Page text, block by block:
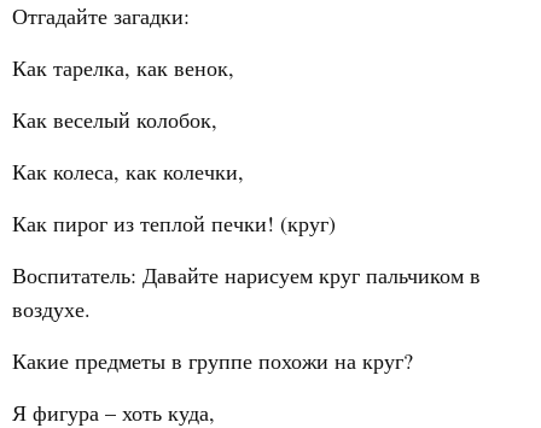
Отгадайте загадки:
Как тарелка, как венок,
Как веселый колобок,
Как колеса, как колечки,
Как пирог из теплой печки! (круг)
Воспитатель: Давайте нарисуем круг пальчиком в
воздухе.
Какие предметы в группе похожи на круг?
Я фигура – хоть куда,